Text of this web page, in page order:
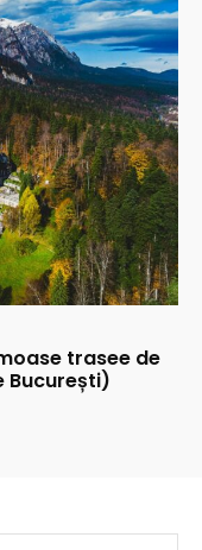
trasee de
București)